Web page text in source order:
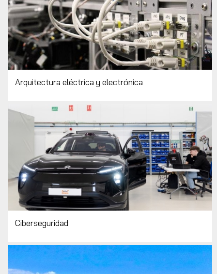
Arquitectura eléctrica y electrónica
Ciberseguridad